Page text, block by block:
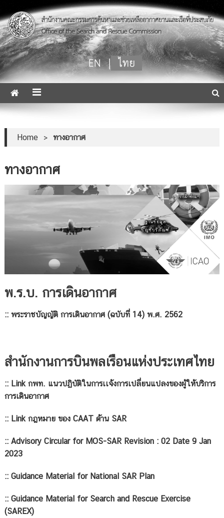
SAR Mission Coordinator
Home > ทางอากาศ
ทางอากาศ
พ.ร.บ. การเดินอากาศ
:: พระราชบัญญัติ การเดินอากาศ (ฉบับที่ 14) พ.ศ. 2562
สำนักงานการบินพลเรือนแห่งประเทศไทย
:: Link กพท. แนวปฏิบัติในการเเจ้งการเปลี่ยนแปลงของผู้ให้บริการ
การเดินอากาศ
:: Link กฎหมาย ของ CAAT ด้าน SAR
:: Advisory Circular for MOS-SAR Revision : 02 Date 9 Jan
2023
:: Guidance Material for National SAR Plan
:: Guidance Material for Search and Rescue Exercise
(SAREX)